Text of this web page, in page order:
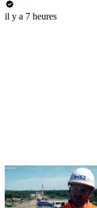
il y a 7 heures